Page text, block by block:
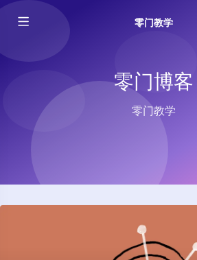
零门教学
零门博客
零门教学